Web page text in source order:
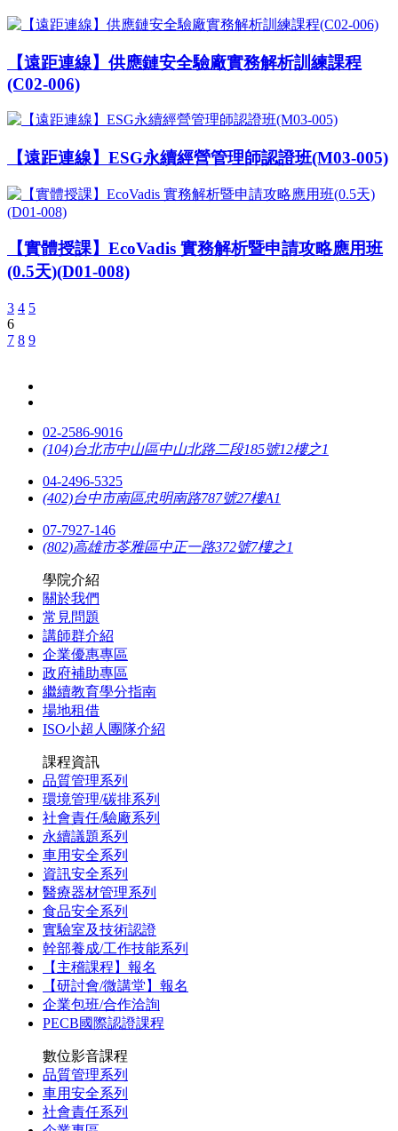
【遠距連線】供應鏈安全驗廠實務解析訓練課程
(C02-006)
【遠距連線】ESG永續經營管理師認證班(M03-005)
【實體授課】EcoVadis 實務解析暨申請攻略應用班
(0.5天)(D01-008)
3 4 5
6
7 8 9
02-2586-9016
(104)台北市中山區中山北路二段185號12樓之1
04-2496-5325
(402)台中市南區忠明南路787號27樓A1
07-7927-146
(802)高雄市苓雅區中正一路372號7樓之1
學院介紹
關於我們
常見問題
講師群介紹
企業優惠專區
政府補助專區
繼續教育學分指南
場地租借
ISO小超人團隊介紹
課程資訊
品質管理系列
環境管理/碳排系列
社會責任/驗廠系列
永續議題系列
車用安全系列
資訊安全系列
醫療器材管理系列
食品安全系列
實驗室及技術認證
幹部養成/工作技能系列
【主稽課程】報名
【研討會/微講堂】報名
企業包班/合作洽詢
PECB國際認證課程
數位影音課程
品質管理系列
車用安全系列
社會責任系列